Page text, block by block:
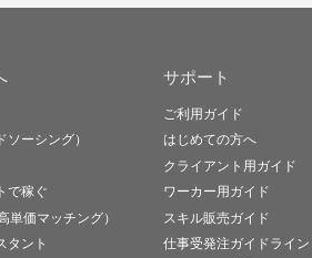
ーシング）
で稼ぐ
単価マッチング）
タント
サポート
ご利用ガイド
はじめての方へ
クライアント用ガイド
ワーカー用ガイド
スキル販売ガイド
仕事受発注ガイドライン